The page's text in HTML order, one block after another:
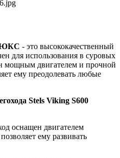
- это высококачественный
для использования в суровых
мощным двигателем и прочной
ему преодолевать любые
Stels Viking S600
оснащен двигателем
ему развивать